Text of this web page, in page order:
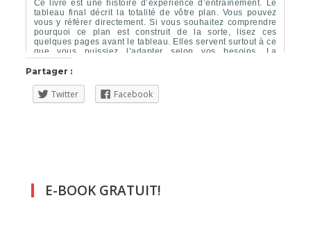
Partager :
Twitter Facebook
E-BOOK GRATUIT!